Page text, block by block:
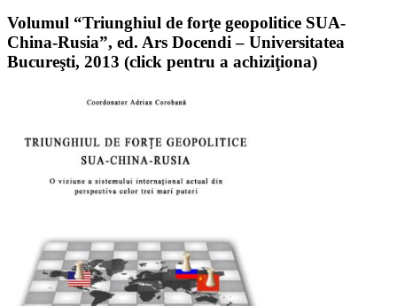
Volumul “Triunghiul de forţe geopolitice SUA-
China-Rusia”, ed. Ars Docendi – Universitatea
Bucureşti, 2013 (click pentru a achiziţiona)